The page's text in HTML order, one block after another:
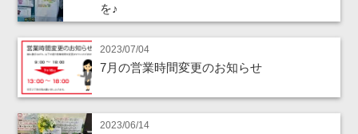
を♪
2023/07/04
7月の営業時間変更のお知らせ
2023/06/14